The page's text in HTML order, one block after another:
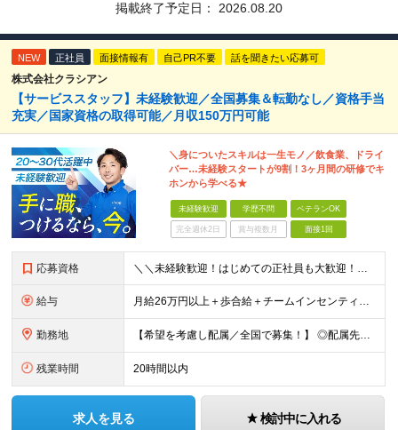
掲載終了予定日： 2026.08.20
NEW 正社員 面接情報有 自己PR不要 話を聞きたい応募可
株式会社クラシアン
【サービススタッフ】未経験歓迎／全国募集＆転勤なし／資格手当
充実／国家資格の取得可能／月収150万円可能
＼身についたスキルは一生モノ／飲食業、ドライ
バー…未経験スタートが9割！3ヶ月間の研修でキ
ホンから学べる★
未経験歓迎 学歴不問 ベテランOK
完全週休2日 賞与複数月 面接1回
応募資格 ＼＼未経験歓迎！はじめての正社員も大歓迎！／／ ★業種・職種未経験歓迎 ★学歴不問 ★社会人デビュー・フリーターOK ＜応募条件＞ ■普通自動車免許（AT限定可） ＊1人1台、社用車を貸与します。
給与 月給26万円以上＋歩合給＋チームインセンティブ＋諸手当＋残業代 ※上記は東京のみの月給です。 ┗その他エリアは、月給22万円以上となります。 ※経験・スキルを考慮の上、弊社規程により優遇いたします。
勤務地 【希望を考慮し配属／全国で募集！】 ◎配属先は希望考慮 ◎転勤なし！ ★関東 ■東京 板橋区/世⽥⾕区/練⾺区/⾜⽴区/⼤⽥区/江⼾川区/多摩市 ■千葉 千葉市/船橋市/柏市 ■神奈川 横浜市/厚⽊
残業時間 20時間以内
求人を見る 検討中に入れる